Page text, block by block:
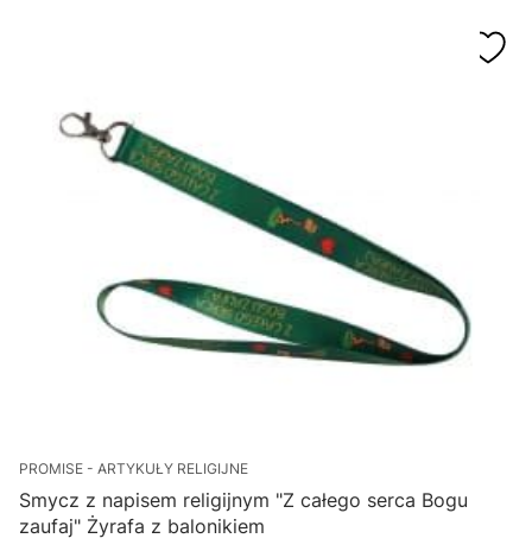
PROMISE - ARTYKUŁY RELIGIJNE
Smycz z napisem religijnym "Z całego serca Bogu
zaufaj" Żyrafa z balonikiem